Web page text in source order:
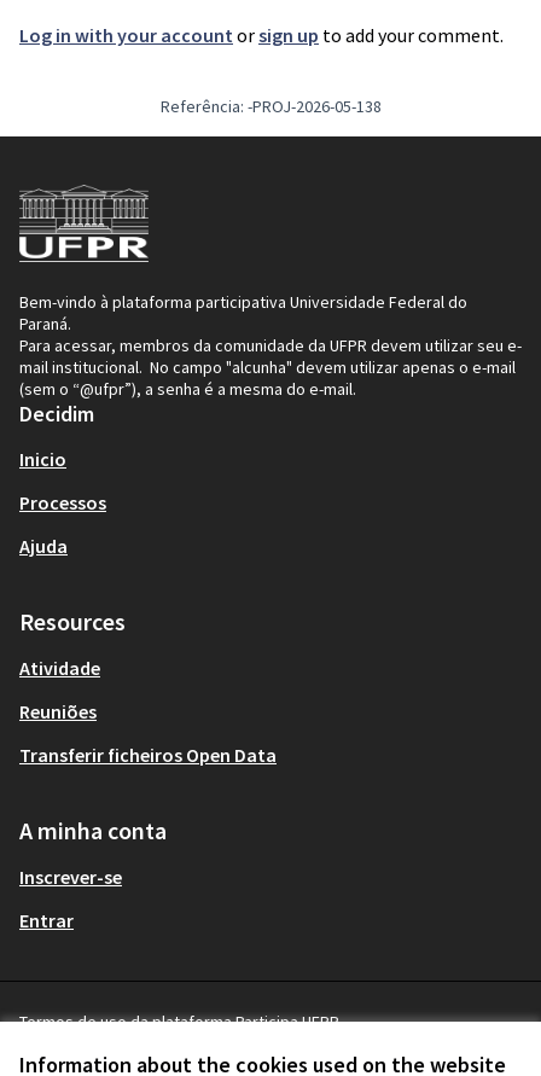
Information about the cookies used on the website
Log in with your account orsign up to add your comment.
Referência: -PROJ-2026-05-138
Bem-vindo à plataforma participativa Universidade Federal do
Paraná.
Para acessar, membros da comunidade da UFPR devem utilizar seu e-
mail institucional. No campo "alcunha" devem utilizar apenas o e-mail
(sem o “@ufpr”), a senha é a mesma do e-mail.
Decidim
Inicio
Processos
Ajuda
Resources
Atividade
Reuniões
Transferir ficheiros Open Data
A minha conta
Inscrever-se
Entrar
Termos de uso da plataforma Participa UFPR
Cookie settings